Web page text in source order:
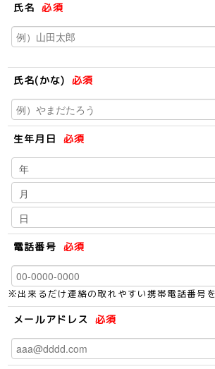
氏名 必須
氏名(かな) 必須
生年月日 必須
電話番号 必須
※出来るだけ連絡の取れやすい携帯電話番号
メールアドレス 必須